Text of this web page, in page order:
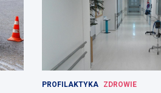
PROFILAKTYKA ZDROWIE